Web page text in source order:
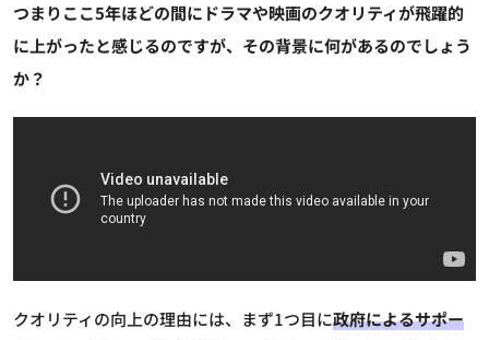
つまりここ5年ほどの間にドラマや映画のクオリティが飛躍的
に上がったと感じるのですが、その背景に何があるのでしょう
か？
クオリティの向上の理由には、まず1つ目に政府によるサポー